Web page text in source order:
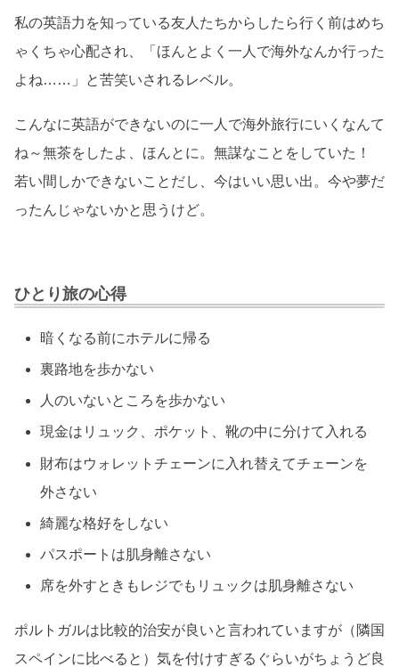
私の英語力を知っている友人たちからしたら行く前はめち
ゃくちゃ心配され、「ほんとよく一人で海外なんか行った
よね……」と苦笑いされるレベル。
こんなに英語ができないのに一人で海外旅行にいくなんて
ね～無茶をしたよ、ほんとに。無謀なことをしていた！
若い間しかできないことだし、今はいい思い出。今や夢だ
ったんじゃないかと思うけど。
ひとり旅の心得
暗くなる前にホテルに帰る
裏路地を歩かない
人のいないところを歩かない
現金はリュック、ポケット、靴の中に分けて入れる
財布はウォレットチェーンに入れ替えてチェーンを
外さない
綺麗な格好をしない
パスポートは肌身離さない
席を外すときもレジでもリュックは肌身離さない
ポルトガルは比較的治安が良いと言われていますが（隣国
スペインに比べると）気を付けすぎるぐらいがちょうど良